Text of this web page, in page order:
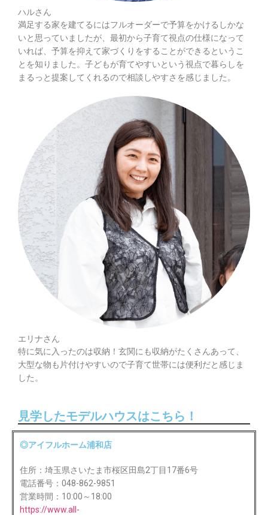
ハルさん
満足する家を建てるにはフルオーダーで予算をかけるしかな
いと思っていましたが、最初から子育て視点の仕様になって
いれば、予算を抑えて家づくりをすることができるというこ
とを知りました。子どもが育てやすいという視点で暮らしを
まるっと提案してくれるので相談しやすさを感じました。
エリナさん
特に気に入ったのは収納！玄関にも収納がたくさんあって、
大型な物も片付けやすいので子育て世帯には便利だと感じま
した。
見学したモデルハウスはこちら！
◎アイフルホーム浦和店
住所：埼玉県さいたま市桜区田島2丁目17番6号
電話番号：048-862-9851
営業時間：10:00～18:00
https://www.all-